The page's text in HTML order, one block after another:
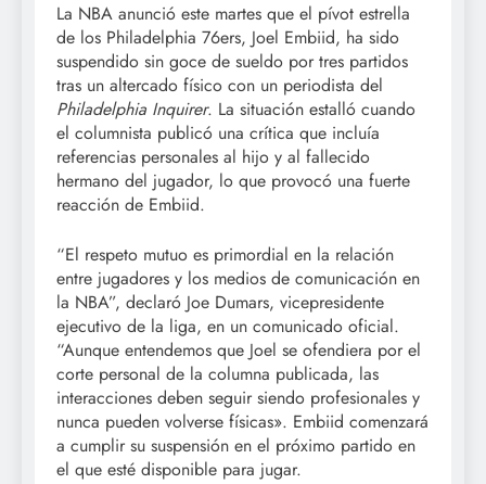
La NBA anunció este martes que el pívot estrella
de los Philadelphia 76ers, Joel Embiid, ha sido
suspendido sin goce de sueldo por tres partidos
tras un altercado físico con un periodista del
Philadelphia Inquirer. La situación estalló cuando
el columnista publicó una crítica que incluía
referencias personales al hijo y al fallecido
hermano del jugador, lo que provocó una fuerte
reacción de Embiid.
“El respeto mutuo es primordial en la relación
entre jugadores y los medios de comunicación en
la NBA”, declaró Joe Dumars, vicepresidente
ejecutivo de la liga, en un comunicado oficial.
“Aunque entendemos que Joel se ofendiera por el
corte personal de la columna publicada, las
interacciones deben seguir siendo profesionales y
nunca pueden volverse físicas». Embiid comenzará
a cumplir su suspensión en el próximo partido en
el que esté disponible para jugar.